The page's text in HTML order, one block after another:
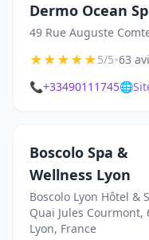
Dermo Ocean
49 Rue Auguste
★★★★★5/5•63
📞+33490111745🌐
Boscolo Spa &
Wellness Lyon
Boscolo Lyon Hôtel &
Quai Jules Courmont,
Lyon, France